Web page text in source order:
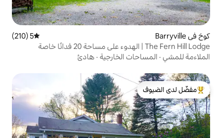
الخارجية·هادئ
الضيوف